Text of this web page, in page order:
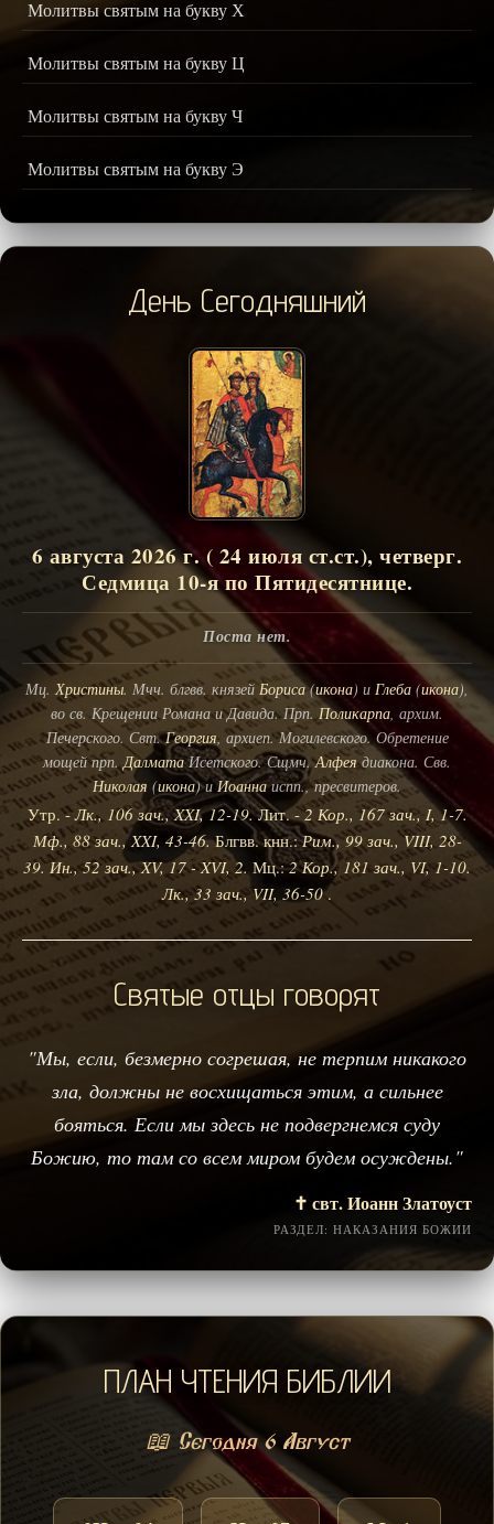
Молитвы святым на букву Х
Молитвы святым на букву Ц
Молитвы святым на букву Ч
Молитвы святым на букву Э
День Сегодняшний
6 августа 2026 г. ( 24 июля ст.ст.), четверг.
Седмица 10-я по Пятидесятнице.
Поста нет.
Мц. Христины. Мчч. блгвв. князей Бориса(икона) и Глеба (икона),
во св. Крещении Романа и Давида. Прп. Поликарпа , архим.
Печерского. Свт.Георгия, архиеп. Могилевского. Обретение
мощей прп. ДалматаИсетского. Сщмч.Алфеядиакона. Свв.
Николая (икона) иИоаннаиспп., пресвитеров.
Утр. -Лк., 106 зач., XXI, 12-19.Лит. -2 Кор., 167 зач., I, 1-7.
Мф., 88 зач., XXI, 43-46.Блгвв. кнн.:Рим., 99 зач., VIII, 28-
39. Ин., 52 зач., XV, 17 - XVI, 2. Мц.:2 Кор., 181 зач., VI, 1-10.
Лк., 33 зач., VII, 36-50 .
Святые отцы говорят
"Мы, если, безмерно согрешая, не терпим никакого
зла, должны не восхищаться этим, а сильнее
бояться. Если мы здесь не подвергнемся суду
Божию, то там со всем миром будем осуждены."
✝️ свт. Иоанн Златоуст
РАЗДЕЛ: НАКАЗАНИЯ БОЖИИ
ПЛАН ЧТЕНИЯ БИБЛИИ
📖 Сегодня 6 Август